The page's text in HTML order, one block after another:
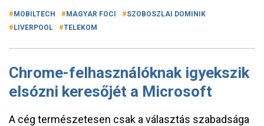
MOBILTECH MAGYAR FOCI
SZOBOSZLAI DOMINIK
LIVERPOOL
TELEKOM
Chrome-felhasználóknak igyekszik
elsózni keresőjét a Microsoft
A cég természetesen csak a választás szabadsága